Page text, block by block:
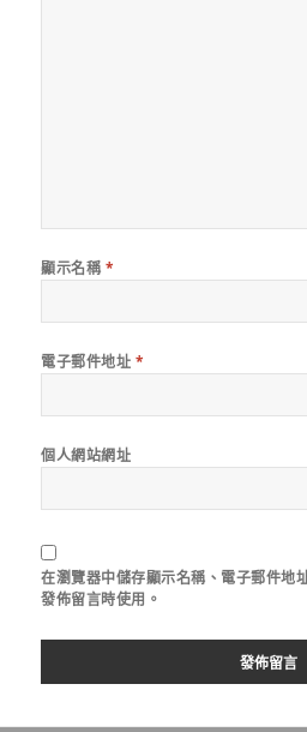
顯示名稱 *
電子郵件地址 *
個人網站網址
在瀏覽器中儲存顯示名稱、電子郵件地
發佈留言時使用。